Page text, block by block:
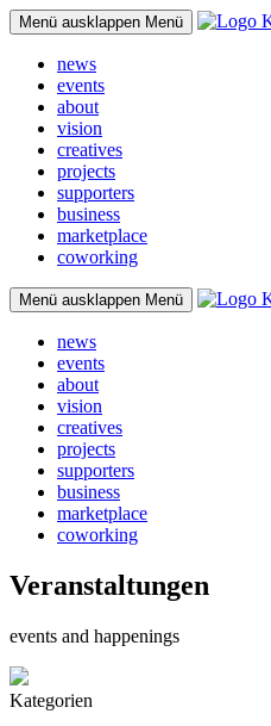
Menü ausklappen Menü
news
events
about
vision
creatives
projects
supporters
business
marketplace
coworking
Menü ausklappen Menü
news
events
about
vision
creatives
projects
supporters
business
marketplace
coworking
Veranstaltungen
events and happenings
Kategorien